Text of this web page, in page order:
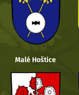
Malé Hoštice